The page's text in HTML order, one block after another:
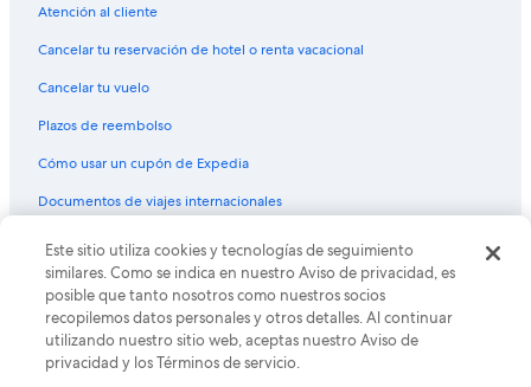
Hoteles 5 estrellas en Cau Giay
Hoteles 3 estrellas en Thượng Thôn
Atención al cliente
Cancelar tu reservación de hotel o renta vacacional
Cancelar tu vuelo
Plazos de reembolso
Cómo usar un cupón de Expedia
Documentos de viajes internacionales
© 2026 Expedia, Inc., una empresa de Expedia Group. Todos los
derechos reservados. Expedia y el logo de Expedia son marcas
registradas o marcas comerciales de Expedia, Inc. CST# 2029030-50.
Este sitio utiliza cookies y tecnologías de seguimiento
similares. Como se indica en nuestro Aviso de privacidad, es
posible que tanto nosotros como nuestros socios
recopilemos datos personales y otros detalles. Al continuar
utilizando nuestro sitio web, aceptas nuestro Aviso de
privacidad y los Términos de servicio.